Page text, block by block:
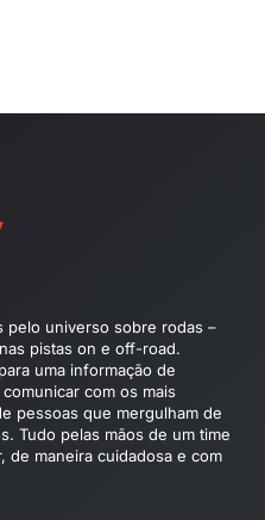
pelo universo sobre rodas –
pistas on e off-road.
uma informação de
com os mais
pessoas que mergulham de
Tudo pelas mãos de um time
de maneira cuidadosa e com